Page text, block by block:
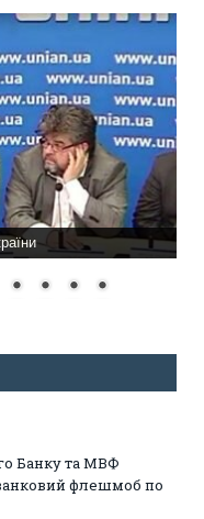
Банку та МВФ
флешмоб по